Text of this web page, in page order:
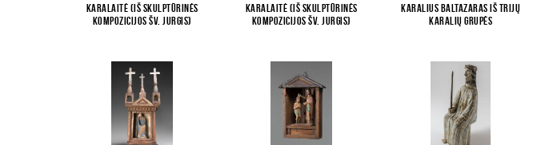
Karalaitė (iš skulptūrinės
kompozicijos Šv. Jurgis)
Karalaitė (iš skulptūrinės
kompozicijos Šv. Jurgis)
Karalius Baltazaras iš Trijų
karalių grupės